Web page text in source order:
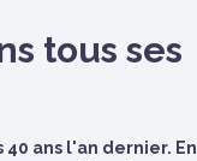
tous ses
ans l'an dernier. En